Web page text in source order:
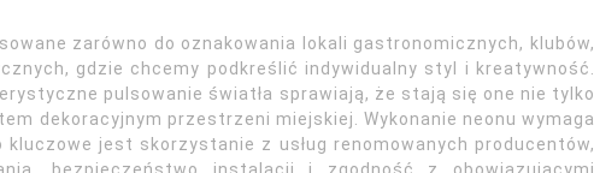
zarówno do oznakowania lokali gastronomicznych, klubów,
gdzie chcemy podkreślić indywidualny styl i kreatywność.
pulsowanie światła sprawiają, że stają się one nie tylko
dekoracyjnym przestrzeni miejskiej. Wykonanie neonu wymaga
jest skorzystanie z usług renomowanych producentów,